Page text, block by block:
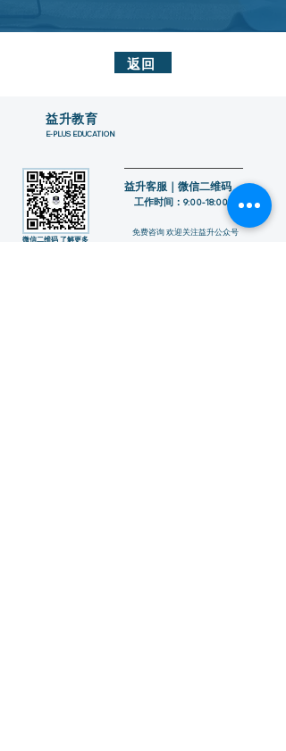
返回
​益升教育
E-PLUS EDUCATION
​微信二维码 了解更多
益升客服｜微信二维码
工作时间： 9:00-18:00
​免费咨询 欢迎关注益升公众号